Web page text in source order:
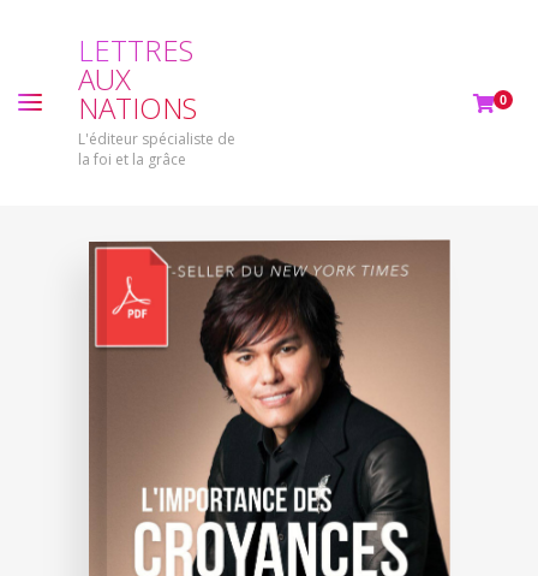
LETTRES
AUX
NATIONS
L'éditeur spécialiste de
la foi et la grâce
0